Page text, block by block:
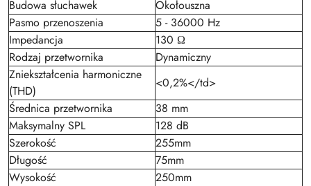
Budowa słuchawek
Okołouszna
Pasmo przenoszenia
5 - 36000 Hz
Impedancja
130 Ω
Rodzaj przetwornika
Dynamiczny
Zniekształcenia harmoniczne
(THD)
<0,2%</td>
Średnica przetwornika
38 mm
Maksymalny SPL
128 dB
Szerokość
255mm
Długość
75mm
Wysokość
250mm